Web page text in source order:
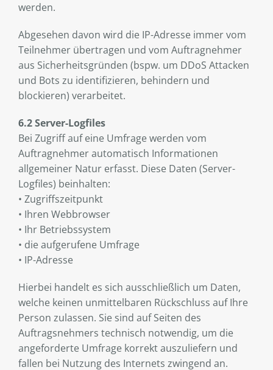
werden.
Abgesehen davon wird die IP-Adresse immer vom
Teilnehmer übertragen und vom Auftragnehmer
aus Sicherheitsgründen (bspw. um DDoS Attacken
und Bots zu identifizieren, behindern und
blockieren) verarbeitet.
6.2 Server-Logfiles
Bei Zugriff auf eine Umfrage werden vom
Auftragnehmer automatisch Informationen
allgemeiner Natur erfasst. Diese Daten (Server-
Logfiles) beinhalten:
• Zugriffszeitpunkt
• Ihren Webbrowser
• Ihr Betriebssystem
• die aufgerufene Umfrage
• IP-Adresse
Hierbei handelt es sich ausschließlich um Daten,
welche keinen unmittelbaren Rückschluss auf Ihre
Person zulassen. Sie sind auf Seiten des
Auftragsnehmers technisch notwendig, um die
angeforderte Umfrage korrekt auszuliefern und
fallen bei Nutzung des Internets zwingend an.